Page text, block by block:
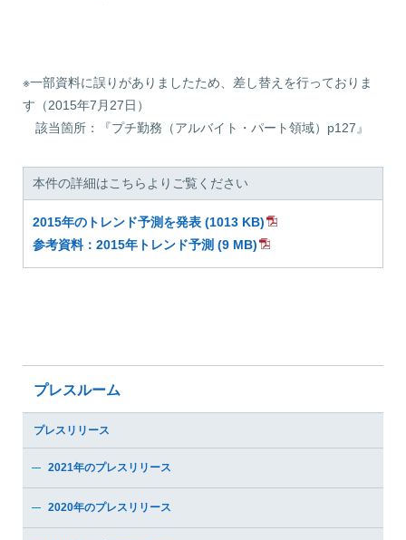
※一部資料に誤りがありましたため、差し替えを行っておりま
す（2015年7月27日）
該当箇所：『プチ勤務（アルバイト・パート領域）p127』
本件の詳細はこちらよりご覧ください
2015年のトレンド予測を発表 (1013 KB)
参考資料：2015年トレンド予測 (9 MB)
プレスルーム
プレスリリース
2021年のプレスリリース
2020年のプレスリリース